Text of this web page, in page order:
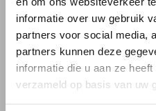
informatie over uw gebruik
partners voor social media,
partners kunnen deze
informatie die u aan ze
verzameld op basis van uw
PASSENDE
Es scheint, dass du uns von
Bist du am richtigen Ort?
Zur